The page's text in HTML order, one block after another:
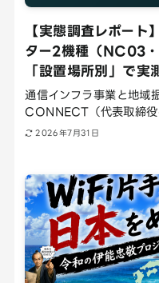
【実態調査レポー
ター2機種（NC03
「設置場所別」で実
通信インフラ事業と地域
CONNECT（代表取締役
2026年7月31日